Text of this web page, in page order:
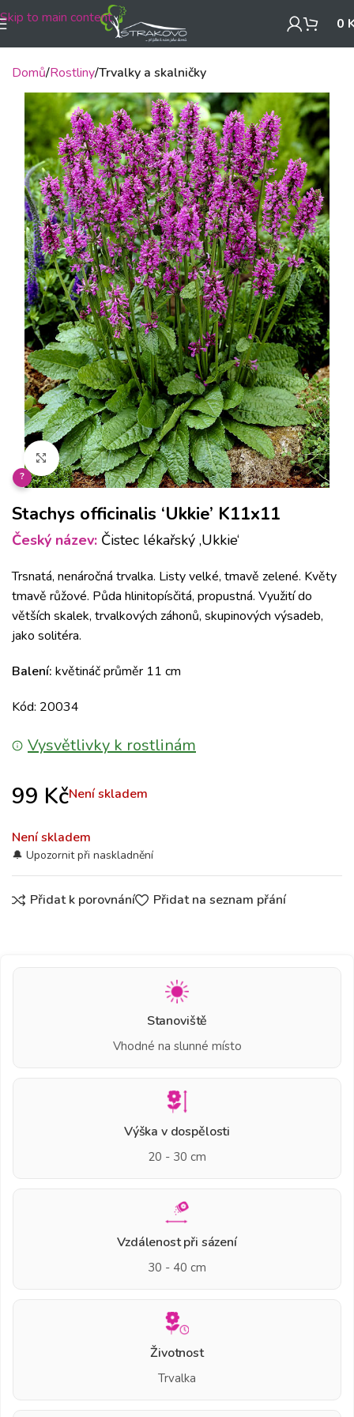
Skip to main content 0
Domů Rostliny Trvalky a skalničky
Klikněte pro zvětšení
?
Stachys officinalis ‘Ukkie’ K11x11
Český název: Čistec lékařský ‚Ukkie‘
Trsnatá, nenáročná trvalka. Listy velké, tmavě zelené. Květy
tmavě růžové. Půda hlinitopísčitá, propustná. Využití do
větších skalek, trvalkových záhonů, skupinových výsadeb,
jako solitéra.
Balení: květináč průměr 11 cm
Kód: 20034
Vysvětlivky k rostlinám
99 KčNení skladem
Není skladem
Přidat k porovnání Přidat na seznam přání
Stanoviště
Vhodné na slunné místo
Výška v dospělosti
20 - 30 cm
Vzdálenost při sázení
30 - 40 cm
Životnost
Trvalka